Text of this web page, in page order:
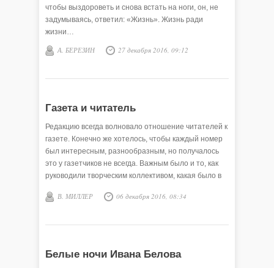
чтобы выздороветь и снова встать на ноги, он, не
задумываясь, ответил: «Жизнь». Жизнь ради
жизни…
А. БЕРЕЗИН 27 декабря 2016, 09:12
Газета и читатель
Редакцию всегда волновало отношение читателей к
газете. Конечно же хотелось, чтобы каждый номер
был интересным, разнообразным, но получалось
это у газетчиков не всегда. Важным было и то, как
руководили творческим коллективом, какая было в
делали обзоры газет. Подводились итоги нашей
В. МИЛЛЕР 06 декабря 2016, 08:34
Белые ночи Ивана Белова